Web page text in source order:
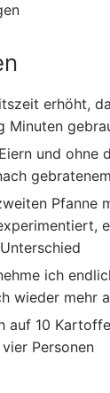
erhöht,
Minuten
und ohne
Pfanne
ich
wieder mehr
auf 10
Personen